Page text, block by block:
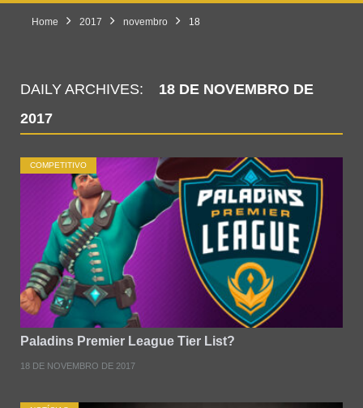
Home 2017 novembro 18
DAILY ARCHIVES:
18 DE NOVEMBRO DE
2017
COMPETITIVO
Paladins Premier League Tier List?
18 DE NOVEMBRO DE 2017